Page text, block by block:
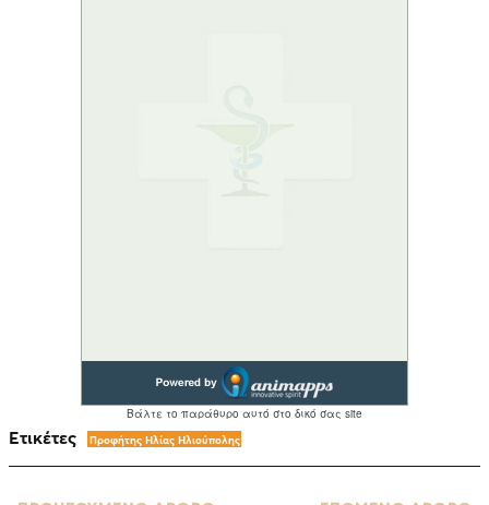
Ετικέτες Προφήτης Ηλίας Ηλιούπολης